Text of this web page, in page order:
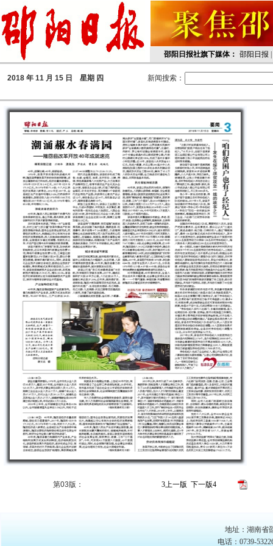
邵阳日报社旗下媒体： 邵阳日报
2018 年 11 月 15 日 星期 四 新闻搜索：
第03版： 3上一版 下一版4
地址：湖南省
电话：0739-